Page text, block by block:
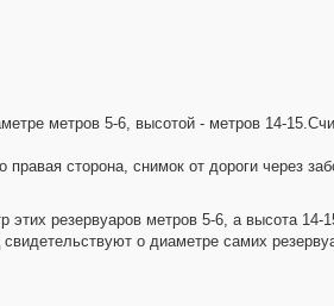
метров 5-6, высотой - метров 14-
сторона, снимок от дороги через
резервуаров метров 5-6, а высота
о диаметре самих